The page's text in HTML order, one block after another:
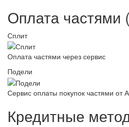
Оплата частями
Сплит
Оплата частями через сервис
Подели
Сервис оплаты покупок частями от
Кредитные